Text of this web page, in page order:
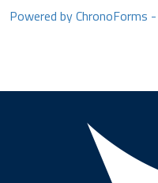
Powered by ChronoForms